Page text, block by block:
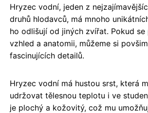
Hryzec vodní, jeden z
druhů hlodavců, má mnoho
ho odlišují od jiných zvířat. Pokud se
vzhled a anatomii, můžeme si
fascinujících detailů.
Hryzec vodní má hustou srst, která
udržovat tělesnou teplotu i ve
je plochý a kožovitý, což mu